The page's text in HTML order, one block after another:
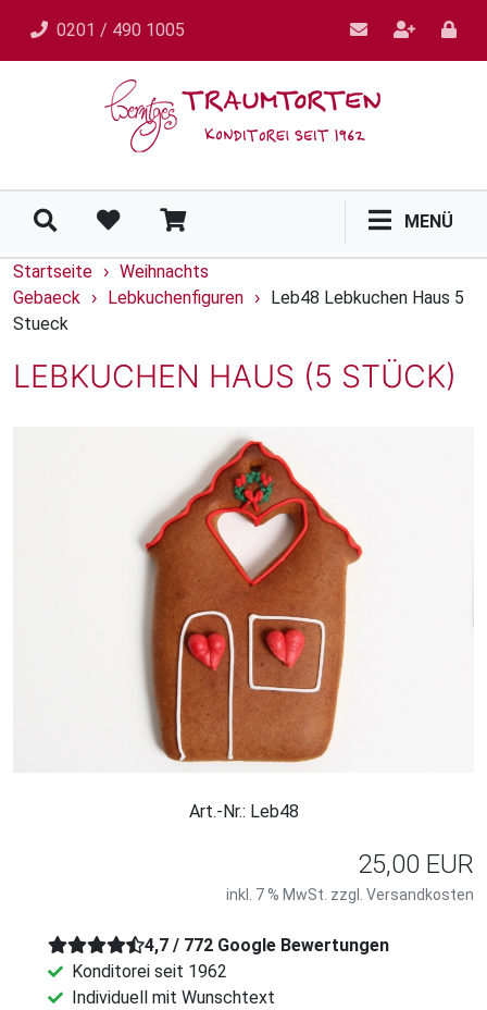
0201 / 490 1005
MENÜ
Startseite › Weihnachts
Gebaeck › Lebkuchenfiguren ›
Leb48 Lebkuchen Haus 5
Stueck
LEBKUCHEN HAUS (5 STÜCK)
Art.-Nr.: Leb48
25,00 EUR
inkl. 7 % MwSt. zzgl. Versandkosten
4,7 / 772 Google Bewertungen
Konditorei seit 1962
Individuell mit Wunschtext